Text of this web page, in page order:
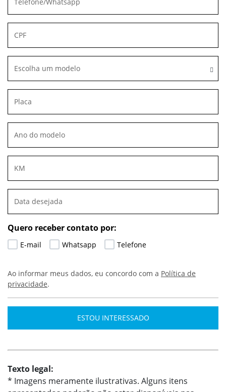
Escolha um modelo
Quero receber contato por:
E-mail Whatsapp Telefone
Ao informar meus dados, eu concordo com a Política de
privacidade.
ESTOU INTERESSADO
Texto legal:
* Imagens meramente ilustrativas. Alguns itens